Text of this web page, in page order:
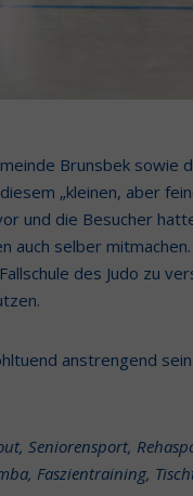
Brunsbek sowie
„kleinen, aber
und die Besucher
auch selber
des Judo zu
anstrengend
Seniorensport,
Faszientraining,